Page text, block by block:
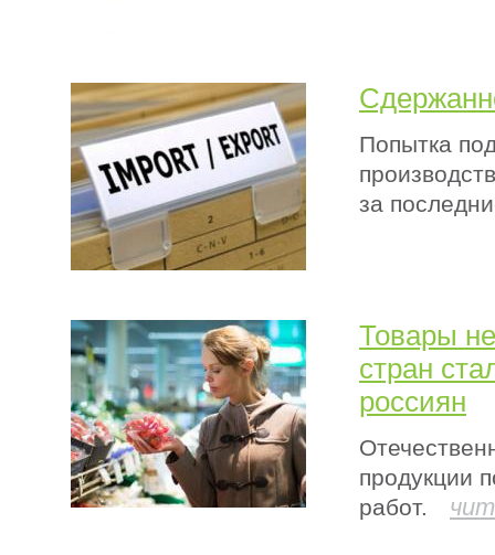
Попытка
за
Товары
стран
россиян
продукции
работ.